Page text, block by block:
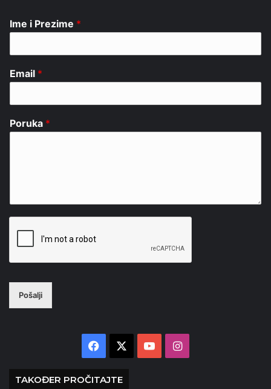
Ime i Prezime *
Email *
Poruka *
Pošalji
Facebook YouTubeInstagram
TAKOĐER PROČITAJTE